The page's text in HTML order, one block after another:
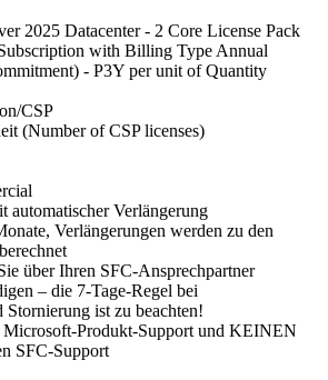
2025 Datacenter - 2 Core License Pack
with Billing Type Annual
- P3Y per unit of Quantity
CSP
(Number of CSP licenses)
automatischer Verlängerung
Verlängerungen werden zu den
über Ihren SFC-Ansprechpartner
– die 7-Tage-Regel bei
ist zu beachten!
Microsoft-Produkt-Support und KEINEN
SFC-Support